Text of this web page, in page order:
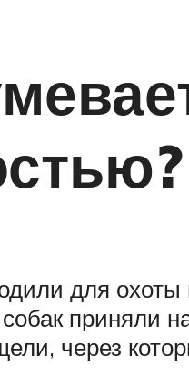
для
собак
через